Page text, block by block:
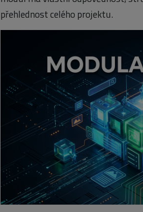
přehlednost celého projektu.